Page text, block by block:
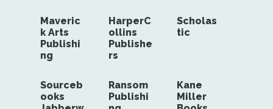
Maveric
k Arts
Publishi
ng
HarperC
ollins
Publishe
rs
Scholas
tic
Sourceb
ooks
Ransom
Publishi
Kane
Miller